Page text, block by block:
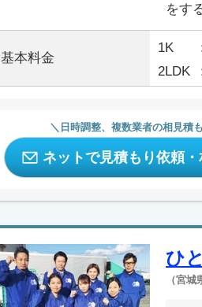
をす
基本料金
1K
2LDK
日時調整、複数業者の相見積
ネットで見積もり依頼
ひ
（宮